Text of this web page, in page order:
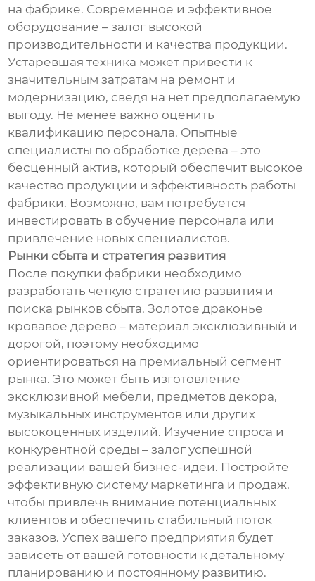
на фабрике. Современное и эффективное
оборудование – залог высокой
производительности и качества продукции.
Устаревшая техника может привести к
значительным затратам на ремонт и
модернизацию, сведя на нет предполагаемую
выгоду. Не менее важно оценить
квалификацию персонала. Опытные
специалисты по обработке дерева – это
бесценный актив, который обеспечит высокое
качество продукции и эффективность работы
фабрики. Возможно, вам потребуется
инвестировать в обучение персонала или
привлечение новых специалистов.
Рынки сбыта и стратегия развития
После покупки фабрики необходимо
разработать четкую стратегию развития и
поиска рынков сбыта. Золотое драконье
кровавое дерево – материал эксклюзивный и
дорогой, поэтому необходимо
ориентироваться на премиальный сегмент
рынка. Это может быть изготовление
эксклюзивной мебели, предметов декора,
музыкальных инструментов или других
высокоценных изделий. Изучение спроса и
конкурентной среды – залог успешной
реализации вашей бизнес-идеи. Постройте
эффективную систему маркетинга и продаж,
чтобы привлечь внимание потенциальных
клиентов и обеспечить стабильный поток
заказов. Успех вашего предприятия будет
зависеть от вашей готовности к детальному
планированию и постоянному развитию.